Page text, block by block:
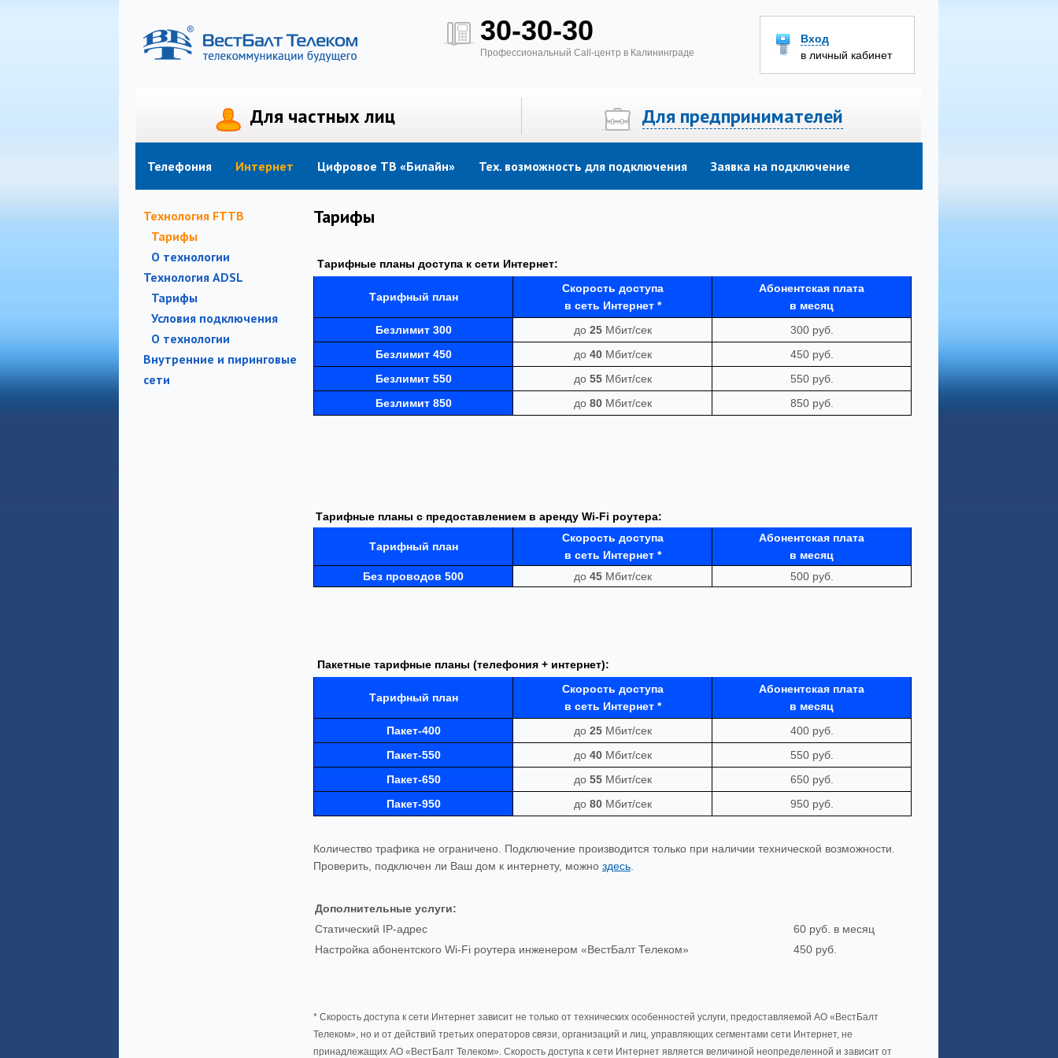
30-30-30
Профессиональный Call-центр в Калининграде
Вход
в личный кабинет
Для частных лиц Для предпринимателей
Телефония Интернет Цифровое ТВ «Билайн» Тех. возможность для подключения Заявка на подключение
Интернет
Технология FTTB
Тарифы
О технологии
Технология ADSL
Тарифы
Условия подключения
О технологии
Внутренние и пиринговые
сети
Тарифы
Тарифные планы доступа к сети Интернет:
Тарифный план
Скорость доступа
в сеть Интернет *
Абонентская плата
в месяц
Безлимит 300
до 25Мбит/сек
300 руб.
Безлимит 450
до 40Мбит/сек
450 руб.
Безлимит 550
до 55Мбит/сек
550 руб.
Безлимит 850
до 80Мбит/сек 850 руб.
Тарифные планы с предоставлением в аренду Wi-Fi роутера:
Тарифный план
Скорость доступа
в сеть Интернет *
Абонентская плата
в месяц
Без проводов 500
до 45Мбит/сек 500 руб.
Пакетные тарифные планы (телефония + интернет):
Тарифный план
Скорость доступа
в сеть Интернет *
Абонентская плата
в месяц
Пакет-400
до 25Мбит/сек
400 руб.
Пакет-550
до 40Мбит/сек
550 руб.
Пакет-650
до 55Мбит/сек
650 руб.
Пакет-950
до 80Мбит/сек 950 руб.
Количество трафика не ограничено. Подключение производится только при наличии технической возможности.
Проверить, подключен ли Ваш дом к интернету, можно здесь
Дополнительные услуги:
Статический IP-адрес
60 руб. в месяц
Настройка абонентского Wi-Fi роутера инженером «ВестБалт Телеком»
450 руб.
* Скорость доступа к сети Интернет зависит не только от технических особенностей услуги, предоставляемой АО «ВестБалт
Телеком», но и от действий третьих операторов связи, организаций и лиц, управляющих сегментами сети Интернет, не
принадлежащих АО «ВестБалт Телеком». Скорость доступа к сети Интернет является величиной неопределенной и зависит от